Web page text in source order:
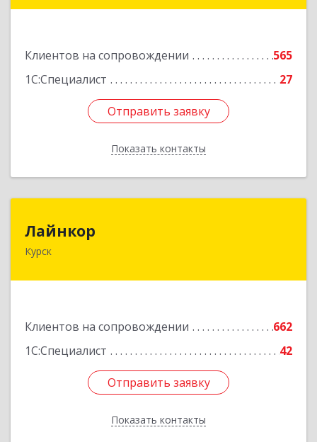
Клиентов на сопровождении
565
1С:Специалист
27
Отправить заявку
Показать контакты
Отправить заявку
Назад
Лайнкор
Курск
Клиентов на сопровождении
662
1С:Специалист
42
Отправить заявку
Показать контакты
305021, Курская обл, Курск г, Победы пр-кт, дом
Отправить заявку
Назад